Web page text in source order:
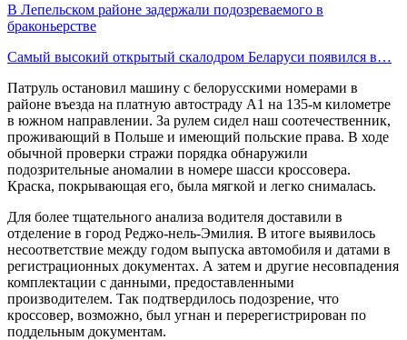
В Лепельском районе задержали подозреваемого в
браконьерстве
Самый высокий открытый скалодром Беларуси появился в…
Патруль остановил машину с белорусскими номерами в
районе въезда на платную автостраду А1 на 135-м километре
в южном направлении. За рулем сидел наш соотечественник,
проживающий в Польше и имеющий польские права. В ходе
обычной проверки стражи порядка обнаружили
подозрительные аномалии в номере шасси кроссовера.
Краска, покрывающая его, была мягкой и легко снималась.
Для более тщательного анализа водителя доставили в
отделение в город Реджо-нель-Эмилия. В итоге выявилось
несоответствие между годом выпуска автомобиля и датами в
регистрационных документах. А затем и другие несовпадения
комплектации с данными, предоставленными
производителем. Так подтвердилось подозрение, что
кроссовер, возможно, был угнан и перерегистрирован по
поддельным документам.